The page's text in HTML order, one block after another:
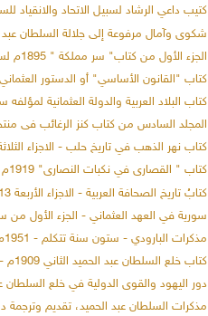
كتيب داعي الرشاد لسبيل الاتحاد والانقياد
شكوى وآمال مرفوعة إلى جلالة السلطان عبد
الجزء الأول من كتاب" سر مملكة " 1895م لسليم سركيس.
كتاب "القانون الأساسي" أو الدستور
كتاب البلاد العربية والدولة العثمانية
المجلد السادس من كتاب كنز الرغائب فى
كتاب نهر الذهب في تاريخ حلب - الاجزاء الثلاثة الطبعة
كتاب " القصارى في نكبات النصارى" 1919م - الأب اسحق أرملة
كتابُ تاريخ الصحافة العربية - الاجزاء الأربعة 1913- 1933م - تأليف الفيكونت فيليب دي طَرَّازِي
سورية في العهد العثماني - الجزء الأول
مذكرات البارودي - ستون سنة تتكلم - 1951م - الجزء الأول والثاني - فخري البارودي
كتاب خلع السلطان عبد الحميد الثاني 1909م - خليل الله
دور اليهود والقوى الدولية في خلع السلطان عبد الحميد الثاني
مذكرات السلطان عبد الحميد، تقديم
الاحتلال البريطاني لسوريا 1918